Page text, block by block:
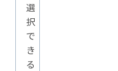
選
択
で
き
る